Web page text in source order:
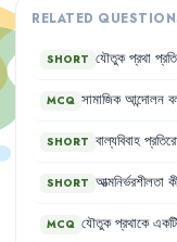
RELATED
SHORT যৌতুক প্রথা
MCQ সামাজিক আন্দোলন
SHORT বাল্যবিবাহ
SHORT আত্মনির্ভরশীলতা
MCQ যৌতুক প্রথাকে একটি